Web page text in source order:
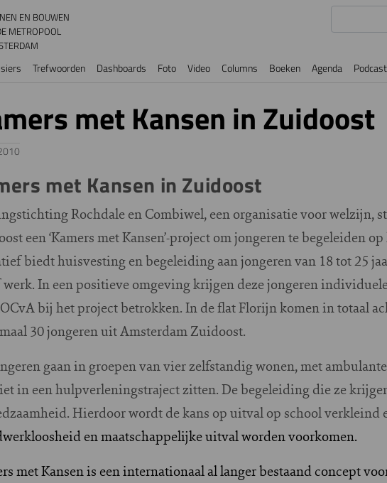
EN BOUWEN
METROPOOL
Trefwoorden Dashboards Foto Video Columns Boeken Agenda
met Kansen in Zuidoost
met Kansen in Zuidoost
Rochdale en Combiwel, een organisatie voor welzijn,
een ‘Kamers met Kansen’-project om jongeren te begeleiden
biedt huisvesting en begeleiding aan jongeren van 18 tot 25
In een positieve omgeving krijgen deze jongeren
bij het project betrokken. In de flat Florijn komen in totaal
30 jongeren uit Amsterdam Zuidoost.
gaan in groepen van vier zelfstandig wonen, met
in een hulpverleningstraject zitten. De begeleiding die ze
Hierdoor wordt de kans op uitval op school verkleind
en maatschappelijke uitval worden voorkomen.
met Kansen is een internationaal al langer bestaand concept